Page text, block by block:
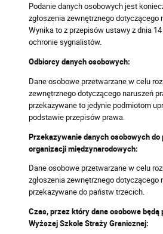
Podanie danych osobowych jest
zgłoszenia zewnętrznego dotyczącego
Wynika to z przepisów ustawy z dnia
ochronie sygnalistów.
Odbiorcy danych osobowych:
Dane osobowe przetwarzane w celu
zewnętrznego dotyczącego naruszeń
przekazywane to jedynie podmiotom
podstawie przepisów prawa.
Przekazywanie danych osobowych
organizacji międzynarodowych:
Dane osobowe przetwarzane w celu
zgłoszenia zewnętrznego dotyczącego
przekazywane do państw trzecich.
Czas, przez który dane osobowe
Wyższej Szkole Straży Granicznej: